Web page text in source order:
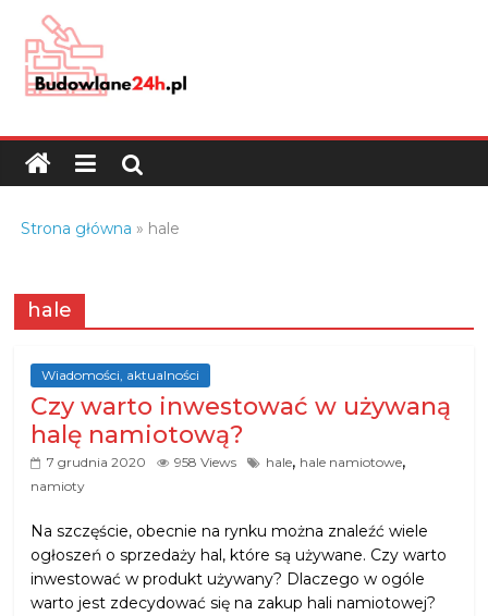
content
Budowlane24h.pl
portal
budowlany
z
Strona główna » hale
hale
Wiadomości, aktualności
Czy warto inwestować w używaną
halę namiotową?
7 grudnia 2020 958 Views hale, hale namiotowe,
namioty
Na szczęście, obecnie na rynku można znaleźć wiele
ogłoszeń o sprzedaży hal, które są używane. Czy warto
inwestować w produkt używany? Dlaczego w ogóle
warto jest zdecydować się na zakup hali namiotowej?